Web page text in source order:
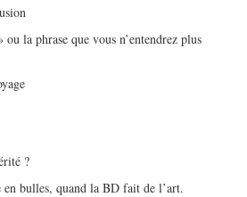
la phrase que vous n’entendrez plus
?
en bulles, quand la BD fait de l’art.